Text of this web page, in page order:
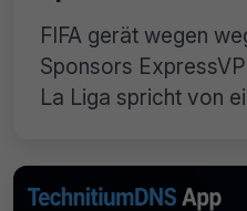
FIFA gerät wegen
Sponsors
La Liga spricht von